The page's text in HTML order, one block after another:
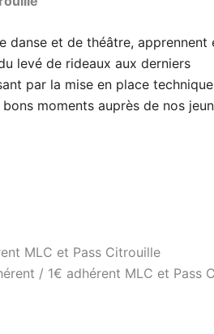
danse et de théâtre, apprennent
levé de rideaux aux derniers
par la mise en place
moments auprès de nos
MLC et Pass Citrouille
/ 1€ adhérent MLC et Pass